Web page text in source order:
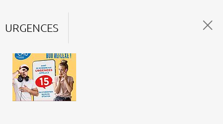
URGENCES